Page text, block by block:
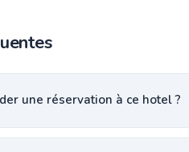
une réservation à ce hotel ?